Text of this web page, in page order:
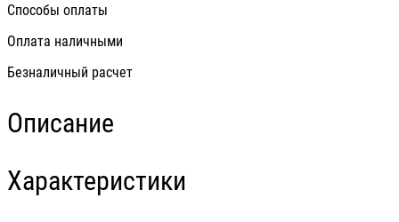
Способы оплаты
Оплата наличными
Безналичный расчет
Описание
Характеристики